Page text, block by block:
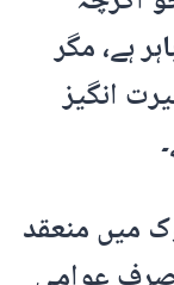
ہے، مگر
انگیز
میں منعقد